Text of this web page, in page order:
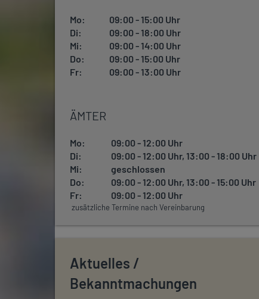
Mo:
09:00 - 15:00 Uhr
Di:
09:00 - 18:00 Uhr
Mi:
09:00 - 14:00 Uhr
Do:
09:00 - 15:00 Uhr
Fr:
09:00 - 13:00 Uhr
ÄMTER
Mo:
09:00 - 12:00 Uhr
Di:
09:00 - 12:00 Uhr, 13:00 - 18:00 Uhr
Mi:
geschlossen
Do:
09:00 - 12:00 Uhr, 13:00 - 15:00 Uhr
Fr:
09:00 - 12:00 Uhr
zusätzliche Termine nach Vereinbarung
Aktuelles /
Bekanntmachungen